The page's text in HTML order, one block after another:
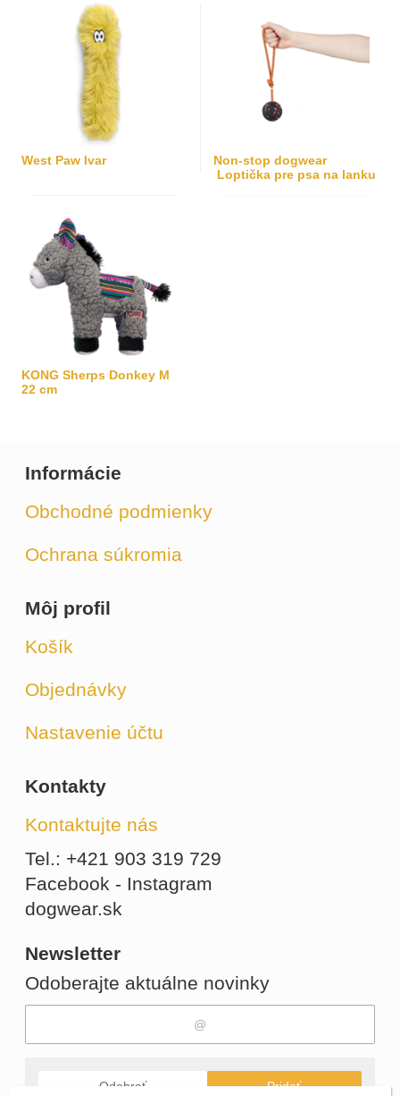
West Paw Ivar
Non-stop dogwear
Loptička pre psa na lanku
KONG Sherps Donkey M
22 cm
Informácie
Obchodné podmienky
Ochrana súkromia
Môj profil
Košík
Objednávky
Nastavenie účtu
Kontakty
Kontaktujte nás
Tel.: +421 903 319 729
Facebook - Instagram
dogwear.sk
Newsletter
Odoberajte aktuálne novinky
Odobrať Pridať